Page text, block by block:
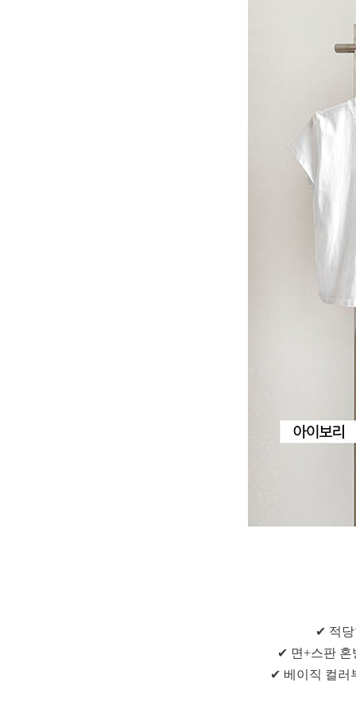
✔ 적당
✔ 면+스판 혼
✔ 베이직 컬러